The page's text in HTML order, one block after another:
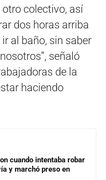
colectivo, así
dos horas arriba
al baño, sin saber
señaló
de la
haciendo
cuando intentaba robar
y marchó preso en